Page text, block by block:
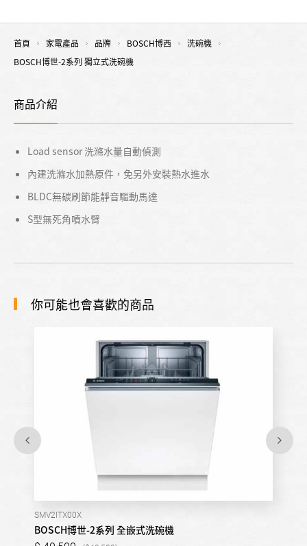
首頁 家電產品 品牌 BOSCH博西
洗碗機
BOSCH博世-2系列 獨立式洗碗機
商品介紹
Load sensor 洗滌水量自動偵測
內建洗滌水加熱原件，免另外安裝熱水進水
BLDC無碳刷節能靜音驅動馬達
S型無死角噴水臂
你可能也會喜歡的商品
SMV2ITX00X
BOSCH博世-2系列 全嵌式洗碗機